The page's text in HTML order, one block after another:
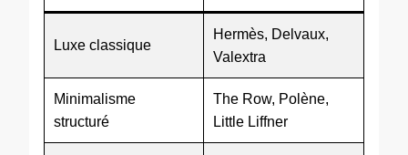
Luxe classique
Hermès, Delvaux,
Valextra
Minimalisme
structuré
The Row, Polène,
Little Liffner